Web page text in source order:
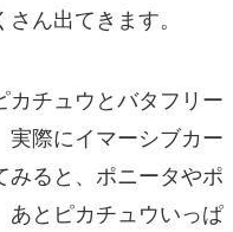
ん出てきます。
カチュウとバタフリー
実際にイマーシブカー
みると、ポニータやポ
あとピカチュウいっぱ